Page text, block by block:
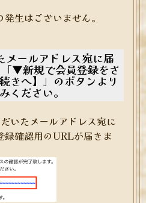
生はございません。
ールアドレス宛に届
▼新規で会員登録をさ
きへ】」のボタンより
ください。
いたメールアドレス宛に
録確認用のURLが届きま